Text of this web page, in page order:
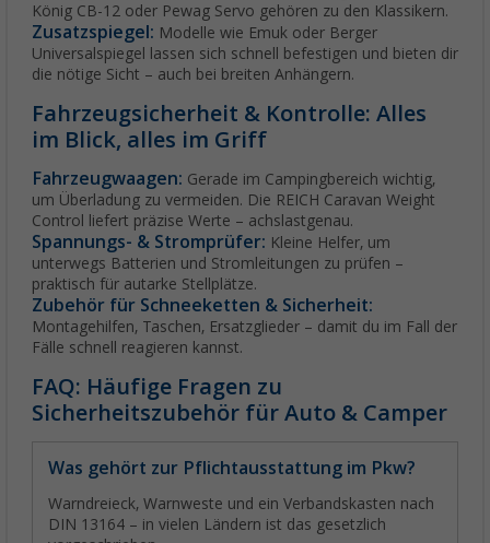
König CB-12 oder Pewag Servo gehören zu den Klassikern.
Zusatzspiegel: Modelle wie Emuk oder Berger
Universalspiegel lassen sich schnell befestigen und bieten dir
die nötige Sicht – auch bei breiten Anhängern.
Fahrzeugsicherheit & Kontrolle: Alles
im Blick, alles im Griff
Fahrzeugwaagen: Gerade im Campingbereich wichtig,
um Überladung zu vermeiden. Die REICH Caravan Weight
Control liefert präzise Werte – achslastgenau.
Spannungs- & Stromprüfer: Kleine Helfer, um
unterwegs Batterien und Stromleitungen zu prüfen –
praktisch für autarke Stellplätze.
Zubehör für Schneeketten & Sicherheit:
Montagehilfen, Taschen, Ersatzglieder – damit du im Fall der
Fälle schnell reagieren kannst.
FAQ: Häufige Fragen zu
Sicherheitszubehör für Auto & Camper
Was gehört zur Pflichtausstattung im Pkw?
Warndreieck, Warnweste und ein Verbandskasten nach
DIN 13164 – in vielen Ländern ist das gesetzlich